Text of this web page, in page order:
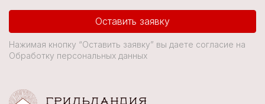
Оставить заявку
Нажимая кнопку “Оставить заявку” вы даете согласие на
Обработку персональных данных